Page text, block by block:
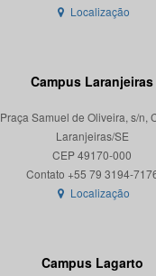
Localização
Campus Laranjeiras
Praça Samuel de Oliveira, s/n,
Laranjeiras/SE
CEP 49170-000
Localização
Campus Lagarto